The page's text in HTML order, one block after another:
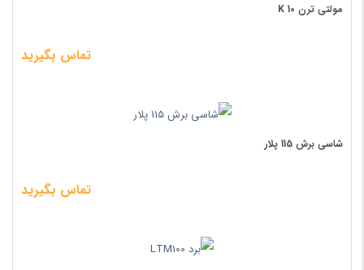
مولتی ترن 10 K
تماس بگیرید
شاسی برش 115 پلار
تماس بگیرید